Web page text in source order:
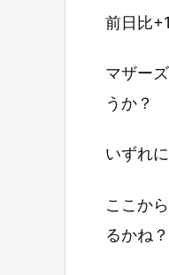
前日比
マザー
うか？
いずれ
ここか
るかね？